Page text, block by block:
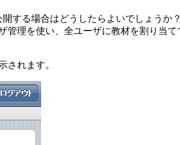
する場合はどうしたらよいでしょうか？
理を使い、全ユーザに教材を割り当て
されます。